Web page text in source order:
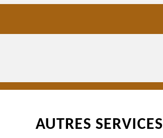
AUTRES SERVICES